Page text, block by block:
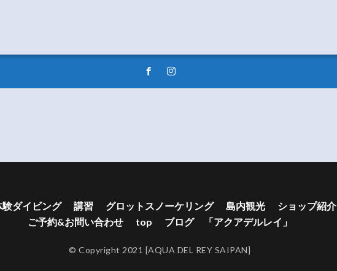
験ダイビング 講習 グロットスノーケリング 島内観光 ショップ紹介
ご予約&お問い合わせ
top ブログ 「アクアデルレイ」
© Copyright 2021 [AQUA DEL REY SAIPAN]